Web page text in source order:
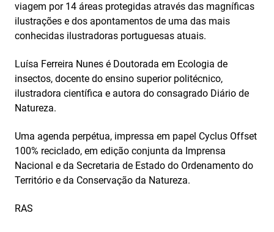
viagem por 14 áreas protegidas através das magníficas
ilustrações e dos apontamentos de uma das mais
conhecidas ilustradoras portuguesas atuais.
Luísa Ferreira Nunes é Doutorada em Ecologia de
insectos, docente do ensino superior politécnico,
ilustradora científica e autora do consagrado Diário de
Natureza.
Uma agenda perpétua, impressa em papel Cyclus Offset
100% reciclado, em edição conjunta da Imprensa
Nacional e da Secretaria de Estado do Ordenamento do
Território e da Conservação da Natureza.
RAS